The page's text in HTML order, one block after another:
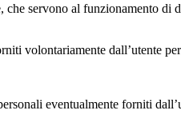
servono al funzionamento
volontariamente dall’utente
eventualmente forniti